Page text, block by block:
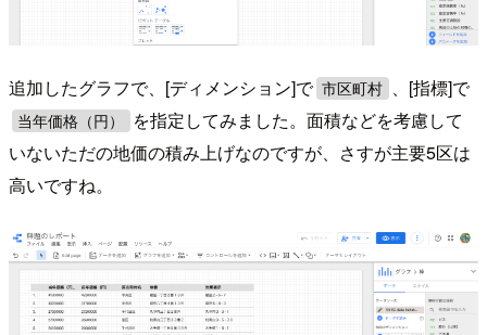
追加したグラフで、[ディメンション]で 市区町村 、[指標]で
当年価格（円）
を指定してみました。面積などを考慮して
いないただの地価の積み上げなのですが、さすが主要5区は
高いですね。